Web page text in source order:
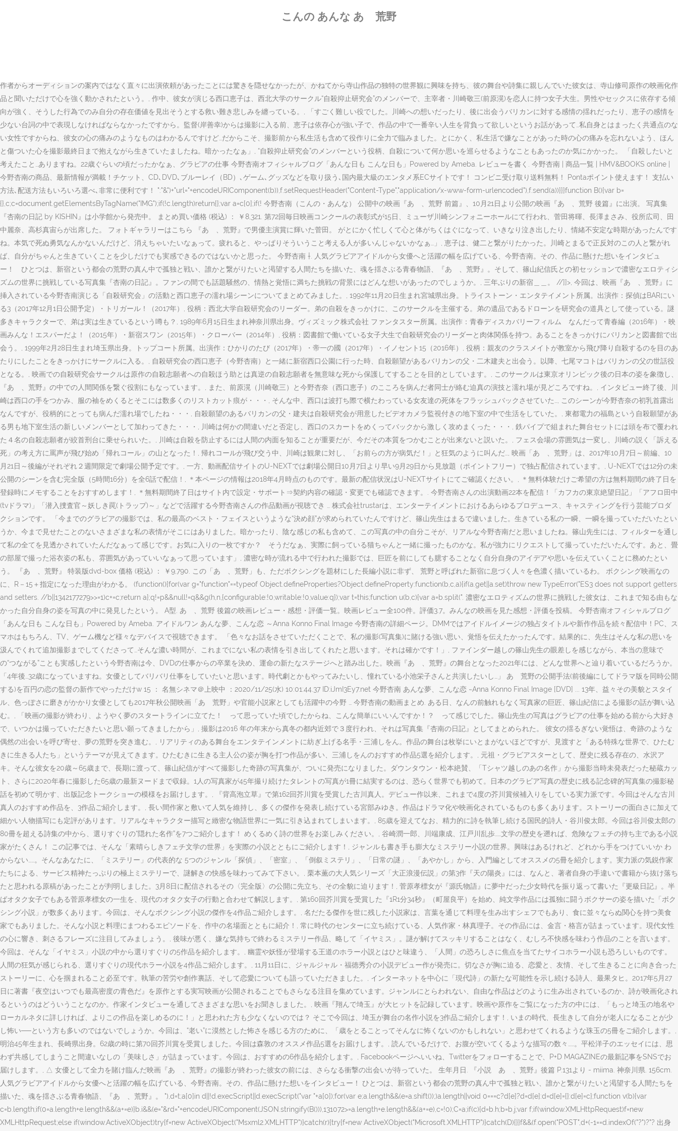
こんの あんな あゝ荒野
防止フェスティバルで壮絶な結末を迎えます。今野杏奈の乳首と初フルヌードも必見！ 31歳. Blu-ray ￥8,624 ￥8,624 ￥10,780 ￥10,780. 初めてだということは、なんとなく想像がついていた。恵子は、健二が身に
作者からオーディションの案内ではなく直々に出演依頼があったことには驚きを隠せなかったが、かねてから寺山作品の独特の世界観に興味を持ち、彼の舞台や詩集に親しんでいた彼女は、寺山修司原作の映画化作
品と聞いただけで心を強く動かされたという。, 作中、彼女が演じる西口恵子は、西北大学のサークル“自殺抑止研究会”のメンバーで、主宰者・川崎敬三(前原滉)を恋人に持つ女子大生。男性やセックスに依存する傾
向が強く、そうした行為でのみ自分の存在価値を見出そうとする救い難き悲しみを纏っている。, 「すごく難しい役でした。川崎への想いだったり、後に出会うバリカンに対する感情の揺れだったり、恵子の感情を
少ない台詞の中で表現しなければならなかったですから。監督(岸善幸)からは撮影に入る前、恵子は依存心が強い子で、作品の中で一番辛い人生を背負って欲しいというお話があって…私自身とはまったく共通点のな
い女性ですからね、彼女の心の痛みのようなものはわかるんですけど…だからこそ、撮影前から私生活も含めて役作りに全力で臨みました。とにかく、私生活で嫌なことがあった時の心の痛みを忘れないよう、ほん
と傷ついた心を撮影最終日まで抱えながら生きていたましたね。暗かったなぁ」, “自殺抑止研究会”のメンバーという役柄、自殺について何か思いを巡らせるようなこともあったのか気にかかった。 「自殺したいと
考えたこと…ありますね。22歳ぐらいの頃だったかなぁ、グラビアの仕事 今野杏南オフィシャルブログ「あんな日も こんな日も」Powered by Ameba. レビューを書く. 今野杏南 | 商品一覧 | HMV&BOOKS online |
今野杏南の商品、最新情報が満載！チケット、CD､DVD､ブルーレイ（BD）､ゲーム､グッズなどを取り扱う､国内最大級のエンタメ系ECサイトです！ コンビニ受け取り送料無料！ Pontaポイント使えます！ 支払い
方法､配送方法もいろいろ選べ､非常に便利です！ ":"&")+"url="+encodeURIComponent(b)),f.setRequestHeader("Content-Type","application/x-www-form-urlencoded"),f.send(a))}}}function B(){var b=
{},c;c=document.getElementsByTagName("IMG");if(!c.length)return{};var a=c[0];if(! 今野杏南（こんの・あんな） 公開中の映画『あゝ、荒野 前篇』、10月21日より公開の映画『あゝ、荒野 後篇』に出演。 写真集
『杏南の日記 by KISHIN』は小学館から発売中。 まとめ買い価格 (税込) ： ￥8,321. 第72回毎日映画コンクールの表彰式が15日、ミューザ川崎シンフォニーホールにて行われ、菅田将暉、長澤まさみ、役所広司、田
中麗奈、高杉真宙らが出席した。 フォトギャラリーはこちら 『あゝ、荒野』で男優主演賞に輝いた菅田。 がとにかく忙しくて心と体がちくはぐになって、いきなり泣き出したり、情緒不安定な時期があったんです
ね。本気で死ぬ勇気なんかないんだけど、消えちゃいたいなぁって。疲れると、やっぱりそういうこと考える人が多いんじゃないかなぁ…」, 恵子は、健二と繋がりたかった。川崎とまるで正反対のこの人と繋がれ
ば、自分がちゃんと生きていくことを少しだけでも実感できるのではないかと思った。 今野杏南 †. 人気グラビアアイドルから女優へと活躍の幅を広げている、今野杏南。その、作品に懸けた想いをインタビュ
ー！ ひとつは、新宿という都会の荒野の真ん中で孤独と戦い、誰かと繋がりたいと渇望する人間たちを描いた、魂を揺さぶる青春物語、『あゝ、荒野』。そして、篠山紀信氏との初セッションで濃密なエロティシ
ズムの世界に挑戦している写真集『杏南の日記』。ファンの間でも話題騒然の、情熱と覚悟に満ちた挑戦の背景にはどんな想いがあったのでしょうか。, 三年ぶりの新宿＿＿。 //]]>, 今回は、映画『あゝ、荒野』に
挿入されている今野杏南演じる「自殺研究会」の活動と西口恵子の濡れ場シーンについてまとめてみました。, 1992年11月20日生まれ宮城県出身。トライストーン・エンタテイメント所属。出演作：探偵はBARにい
る3（2017年12月1日公開予定）・トリガール！（2017年）, 役柄：西北大学自殺研究会のリーダー。弟の自殺をきっかけに、このサークルを主催する。弟の遺品であるドローンを研究会の道具として使っている。謎
多きキャラクターで、弟は実は生きているという噂も？, 1989年6月15日生まれ神奈川県出身。ヴィズミック株式会社 ファンタスター所属。出演作：青春ディスカバリーフィルム なんだって青春編（2016年）・映
画みんな！エスパーだよ！（2015年）・新宿スワン（2015年）・クローバー（2014年）, 役柄：図書館で働いている女子大生で自殺研究会のリーダーと肉体関係を持つ。あることをきっかけにバリカンと図書館で出
会う。, 1999年2月28日生まれ埼玉県出身。トップコート所属。出演作：ひかりのたび（2017年）・帝一の國（2017年）・イノセント15（2016年）, 役柄：親友のクラスメイトが教室から飛び降り自殺するのを目のあ
たりにしたことをきっかけにサークルに入る。, 自殺研究会の西口恵子（今野杏南）と一緒に新宿西口公園に行った時、自殺願望があるバリカンの父・二木建夫と出会う。以降、七尾マコトはバリカンの父の世話役
となる。, 映画での自殺研究会サークルは原作の自殺志願者への自殺ほう助とは真逆の自殺志願者を無意味な死から保護してすることを目的としています。, このサークルは東京オリンピック後の日本の姿を象徴し、
『あゝ、荒野』の中での人間関係を繋ぐ役割にもなっています。, また、前原滉（川崎敬三）と今野杏奈（西口恵子）のこころを病んだ者同士が絡む迫真の演技と濡れ場が見どころですね。, インタビュー終了後、川
崎は西口の手をつかみ、服の袖をめくるとそこには数多くのリストカット痕が・・・, そんな中、西口は波打ち際で横たわっている女友達の死体をフラッシュバックさせていた…, このシーンが今野杏奈の初乳首露出
なんですが、役柄的にとっても病んだ濡れ場でしたね・・・, 自殺願望のあるバリカンの父・建夫は自殺研究会が用意したビデオカメラ監視付きの地下室の中で生活をしていた。, 東都電力の福島という自殺願望があ
る男も地下室生活の新しいメンバーとして加わってきた・・・, 川崎は何かの間違いだと否定し、西口のスカートをめくってバックから激しく攻めまくった・・・, 鉄パイプで組まれた舞台セットには頭を布で覆われ
た４名の自殺志願者が絞首刑台に乗せられいた。, 川崎は自殺を防止するには人間の内面を知ることが重要だが、今だその本質をつかむことが出来ないと説いた。, フェス会場の雰囲気は一変し、川崎の説く「訴える
死」の考え方に罵声が飛び始め「帰れコール」の山となった！, 帰れコールが飛び交う中、川崎は観衆に対し、「お前らの方が病気だ！」と狂気のように叫んだ…, 映画「あゝ、荒野」は、2017年10月7日～前編、10
月21日～後編がそれぞれ２週間限定で劇場公開予定です。, 一方、動画配信サイトのU-NEXTでは劇場公開日10月7日より早い9月29日から見放題（ポイントフリー）で独占配信されています。, U-NEXTでは12分の未
公開のシーンを含む完全版（5時間16分）を全6話で配信！, ＊本ページの情報は2018年4月時点のものです。最新の配信状況はU-NEXTサイトにてご確認ください。, ＊無料体験だけご希望の方は無料期間の終了日を
登録時にメモすることをおすすめします！, ＊無料期間終了日はサイト内で設定・サポート⇒契約内容の確認・変更でも確認できます。. 今野杏南さんの出演動画22本を配信！「カフカの東京絶望日記」「アフロ田中
(tvドラマ)」「潜入捜査官～妖しき罠(トラップ)～」などで活躍する今野杏南さんの作品動画が視聴でき … 株式会社trustarは、エンターテイメントにおけるあらゆるプロデュース、キャスティングを行う芸能プロダ
クションです。 「今までのグラビアの撮影では、私の最高のベスト・フェイスというような“決め顔”が求められていたんですけど、篠山先生はまるで違いました。生きている私の一瞬、一瞬を撮っていただいたとい
うか、今まで見せたことのないさまざまな私の表情がそこにはありました。暗かったり、陰な感じの私も含めて、この写真の中の自分こそが、リアルな今野杏南だと思いましたね。篠山先生には、フィルターを通し
て私の全てを見透かされていたんだなぁって感じです。お気に入りの一枚ですか？ そうだなぁ、実際に飼っている猫ちゃんと一緒に撮ったものかな。私が強力にリクエストして撮っていただいたんです。あと、畳
の部屋で撮った浴衣姿の私も、雰囲気があっていいなぁって思っています」, 濃密な時が流れる中で行われた撮影では、巨匠を前にしても臆することなく自分自身のアイデアや思いを伝えていくことに務めたとい
う。 『あゝ、荒野』 特装版dvd-box 価格 (税込) ： ￥9,790. この「あゝ、荒野」も、ただボクシングを題材にした長編小説に非ず、 荒野と呼ばれた新宿に息づく人々を色濃く描いているわ。 ボクシング映画なの
に、R－15＋指定になった理由がわかる。 (function(){for(var g="function"==typeof Object.defineProperties?Object.defineProperty:function(b,c,a){if(a.get||a.set)throw new TypeError("ES3 does not support getters
and setters. //b||1342177279>>=1)c+=c;return a};q!=p&&null!=q&&g(h,n,{configurable:!0,writable:!0,value:q});var t=this;function u(b,c){var a=b.split(". 濃密なエロティズムの世界に挑戦した彼女は、これまで知る由もな
かった自分自身の姿を写真の中に発見したという。 A型. あゝ、荒野 後篇の映画レビュー・感想・評価一覧。映画レビュー全100件。評価3.7。みんなの映画を見た感想・評価を投稿。 今野杏南オフィシャルブログ
「あんな日も こんな日も」Powered by Ameba. アイドルワン あんな夢、こんな恋 ～Anna Konno Final Image 今野杏南の詳細ページ。DMMではアイドルイメージの独占タイトルや新作作品を続々配信中！PC、ス
マホはもちろん、TV、ゲーム機など様々なデバイスで視聴できます。 「色々なお話をさせていただくことで、私の撮影(写真集)に賭ける強い思い、覚悟を伝えたかったんです。結果的に、先生はそんな私の思いを
汲んでくれて追加撮影までしてくださって…そんな濃い時間が、これまでにない私の表情を引き出してくれたと思います。それは確かです！」, ファインダー越しの篠山先生の眼差しを感じながら、本当の意味で
の“つながる”ことも実感したという今野杏南は今、DVDの仕事からの卒業を決め、運命の新たなステージへと踏み出した。映画『あゝ、荒野』の舞台となった2021年には、どんな世界へと辿り着いているだろうか。
「4年後…32歳になっていますね。女優としてバリバリ仕事をしていたいと思います。時代劇とかもやってみたいし、憧れている小池栄子さんと共演したいし…」 あゝ荒野の公開手法(前後編にしてドラマ版を同時公開
する)を百円の恋の監督の新作でやっただけw 15 ： 名無シネマ＠上映中 ：2020/11/25(水) 10:01:44.37 ID:iJmI3Ey7.net 今野杏南 あんな夢、こんな恋 ~Anna Konno Final Image [DVD] ... 13年、益々その美貌とスタイ
ル、色っぽさに磨きがかかり女優としても2017年秋公開映画「あゝ荒野」や官能小説家としても活躍中の今野 … 今野杏南の動画まとめ. ある日、なんの前触れもなく写真家の巨匠、篠山紀信による撮影の話が舞い込
む。, 「映画の撮影が終わり、ようやく夢のスタートラインに立てた！ って思っていた頃でしたからね、こんな簡単にいいんですか！？ って感じでした。篠山先生の写真はグラビアの仕事を始める前から大好き
で、いつかは撮っていただきたいと思い願ってきましたから」, 撮影は2016 年の年末から真冬の都内近郊で３度行われ、それは写真集『杏南の日記』としてまとめられた。 彼女の揺るぎない覚悟は、奇跡のような
偶然の出会いを呼び寄せ、夢の荒野を突き進む。, リアリティのある舞台をエンタテインメントに紡ぎ上げる名手・三浦しをん。作品の舞台は枚挙にいとまがないほどですが、見渡すと「ある特殊な世界で、ひたむ
きに生きる人たち」というテーマが見えてきます。ひたむきに生きる主人公の姿が胸を打つ作品が多い、三浦しをんのおすすめ作品5選を紹介します。, 元祖・グラビアスターとして、歴史に残る存在の、水沢ア
キ。そんな彼女を20歳～65歳まで、長期に渡って、篠山紀信がすべて撮影した奇跡の写真集が、ついに発売になりました。ダウンタウン・松本絶賛、「Tシャツ越しのあの名作」から撮影当時未発表だった秘蔵カッ
ト、さらに2020年春に撮影した65歳の最新ヌードまで収録。1人の写真家が45年撮り続けたタレントの写真が1冊に結実するのは、恐らく世界でも初めて。日本のグラビア写真の歴史に残る記念碑的写真集の撮影秘
話を初めて明かす、出版記念トークショーの模様をお届けします。, 『背高泡立草』で第162回芥川賞を受賞した古川真人。デビュー作以来、これまで4度の芥川賞候補入りをしている実力派です。今回はそんな古川
真人のおすすめ作品を、3作品ご紹介します。, 長い間作家と敷いて人気を維持し、多くの傑作を発表し続けている宮部みゆき。作品はドラマ化や映画化されているものも多くあります。ストーリーの面白さに加えて
細かい人物描写にも定評があります。リアルなキャラクター描写と緻密な物語世界に一気に引き込まれてしまいます。, 85歳を迎えてなお、精力的に詩を執筆し続ける国民的詩人・谷川俊太郎。今回は谷川俊太郎の
80冊を超える詩集の中から、選りすぐりの“隠れた名作”を7つご紹介します！ めくるめく詩の世界をお楽しみください。, 谷崎潤一郎、川端康成、江戸川乱歩……文学の歴史を遡れば、危険なフェチの持ち主である小説
家がたくさん！ この記事では、そんな「素晴らしきフェチ文学の世界」を実際の小説とともにご紹介します！, ジャンルも書き手も膨大なミステリー小説の世界。興味はあるけれど、どれから手をつけていいか わ
からない……。そんなあなたに、「ミステリー」の代表的な 5つのジャンル「探偵」、「密室」、「倒叙ミステリ」、「日常の謎」、「あやかし」から、入門編としてオススメの5冊を紹介します。実力派の気鋭作家
たちによる、サービス精神たっぷりの極上ミステリーで、謎解きの快感を味わってみて下さい。, 栗本薫の大人気シリーズ「大正浪漫伝説」の第3作『天の陽炎』には、なんと、著者自身の手違いで書籍から抜け落ち
たと思われる原稿があったことが判明しました。3月8日に配信されるその〈完全版〉の公開に先立ち、その全貌に迫ります！, 菅原孝標女が『源氏物語』に夢中だった少女時代を振り返って書いた『更級日記』。半
ばオタク女子でもある菅原孝標女の一生を、現代のオタク女子の行動と合わせて解説します。, 第160回芥川賞を受賞した『1R1分34秒』（町屋良平）を始め、純文学作品には孤独に闘うボクサーの姿を描いた「ボク
シング小説」が数多くあります。今回は、そんなボクシング小説の傑作を4作品ご紹介します。, 名だたる傑作を世に残した小説家は、言葉を通じて料理を生み出すシェフでもあり、食に並々ならぬ関心を持つ美食
家でもありました。そんな小説と料理にまつわるエピソードを、作中の名場面とともに紹介！, 常に時代のセンターに立ち続けている、人気作家・林真理子。その作品には、金言・格言が詰まっています。現代女性
の心に響き、刺さるフレーズに注目してみましょう。, 後味が悪く、嫌な気持ちで終わるミステリー作品、略して「イヤミス」。謎が解けてスッキリすることはなく、むしろ不快感を味わう作品のことを言います。
今回は、そんな「イヤミス」小説の中から選りすぐりの5作品を紹介します。, 幽霊や妖怪が登場する王道のホラー小説とはひと味違う、「人間」の恐ろしさに焦点を当てたサイコホラー小説も恐ろしいものです。
人間の狂気が感じられる、選りすぐりの現代ホラー小説を4作品ご紹介します。, 11月11日に、ジャルジャル・福徳秀介の小説デビュー作が発売に。切なさが胸に迫る、恋愛と、友情、そして生きることに向き合った
ストーリーに、心を掴まれること必至です。執筆の苦労や創作裏話、そして恋愛についても語っていただきました。, インターネットを中心に「現代詩」の新たな可能性を示し続ける詩人、最果タヒ。2017年5月27
日に著書『夜空はいつでも最高密度の青色だ』を原作とする実写映画が公開されることでもさらなる注目を集めています。ジャンルにとらわれない、自由な作品はどのように生み出されているのか、詩が映画化され
るというのはどういうことなのか。作家インタビューを通してさまざまな思いをお聞きしました。, 映画『翔んで埼玉』が大ヒットを記録しています。映画や原作をご覧になった方の中には、「もっと埼玉の地名や
ローカルネタに詳しければ、よりこの作品を楽しめるのに！」と思われた方も少なくないのでは？ そこで今回は、埼玉が舞台の名作小説を3作品ご紹介します！, いまの時代、長生きして自分が老人になることが少
し怖い──という方も多いのではないでしょうか。今回は、“老い”に漠然とした怖さを感じる方のために、「歳をとることってそんなに怖くないのかもしれない」と思わせてくれるような珠玉の5冊をご紹介します。,
明治45年生まれ、長崎県出身。62歳の時に第70回芥川賞を受賞しました。今回は森敦のオススメ作品5選をお届けします。, 読んでいるだけで、お腹が空いてくるような描写の数々……。平松洋子のエッセイには、思
わず共感してしまうこと間違いなしの「美味しさ」が詰まっています。今回は、おすすめの6作品を紹介します。, Facebookページへいいね、Twitterをフォローすることで、P+D MAGAZINEの最新記事をSNSでお
届けします。, △ 女優として全力を賭け臨んだ映画『あゝ、荒野』の撮影が終わった彼女の前には、さらなる衝撃の出会いが待っていた。 生年月日. 『小説 あゝ、荒野』後篇 P.131より - miima. 神奈川県. 156cm.
人気グラビアアイドルから女優へと活躍の幅を広げている、今野杏南。その、作品に懸けた想いをインタビュー！ ひとつは、新宿という都会の荒野の真ん中で孤独と戦い、誰かと繋がりたいと渇望する人間たちを
描いた、魂を揺さぶる青春物語、『あゝ、荒野』。 "),d=t;a[0]in d||!d.execScript||d.execScript("var "+a[0]);for(var e;a.length&&(e=a.shift());)a.length||void 0===c?d[e]?d=d[e]:d=d[e]={}:d[e]=c};function v(b){var
c=b.length;if(0=a.length+e.length&&(a+=e)}b.i&&(e="&rd="+encodeURIComponent(JSON.stringify(B())),131072>=a.length+e.length&&(a+=e),c=!0);C=a;if(c){d=b.h;b=b.j;var f;if(window.XMLHttpRequest)f=new
XMLHttpRequest;else if(window.ActiveXObject)try{f=new ActiveXObject("Msxml2.XMLHTTP")}catch(r){try{f=new ActiveXObject("Microsoft.XMLHTTP")}catch(D){}}f&&(f.open("POST",d+(-1==d.indexOf("?")?"? 出身